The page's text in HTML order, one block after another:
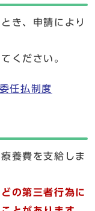
き、申請により
ください。
任払制度
養費を支給しま
の第三者行為に